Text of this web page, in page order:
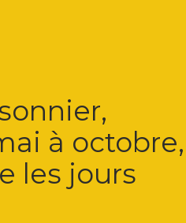
à octobre,
les jours